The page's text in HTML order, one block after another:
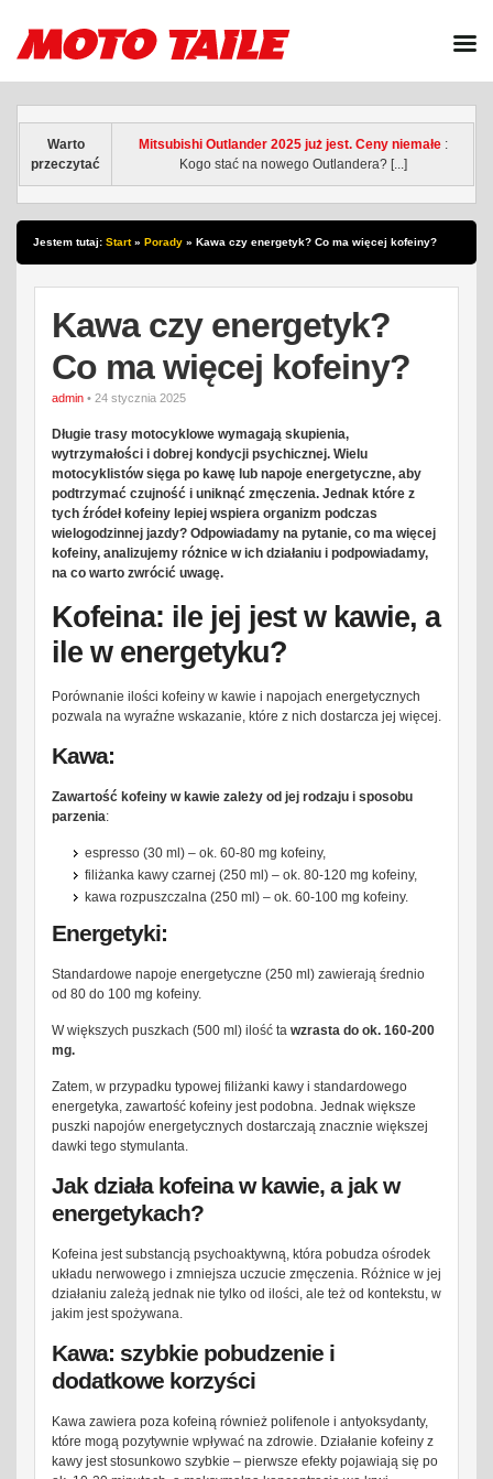
Warto
przeczytać
Mitsubishi Outlander 2025 już jest. Ceny niemałe:
Kogo stać na nowego Outlandera? [...]
Jestem tutaj: Start» Porady » Kawa czy energetyk? Co ma więcej kofeiny?
Kawa czy energetyk?
Co ma więcej kofeiny?
admin • 24 stycznia 2025
Długie trasy motocyklowe wymagają skupienia,
wytrzymałości i dobrej kondycji psychicznej. Wielu
motocyklistów sięga po kawę lub napoje energetyczne, aby
podtrzymać czujność i uniknąć zmęczenia. Jednak które z
tych źródeł kofeiny lepiej wspiera organizm podczas
wielogodzinnej jazdy? Odpowiadamy na pytanie, co ma więcej
kofeiny, analizujemy różnice w ich działaniu i podpowiadamy,
na co warto zwrócić uwagę.
Kofeina: ile jej jest w kawie, a
ile w energetyku?
Porównanie ilości kofeiny w kawie i napojach energetycznych
pozwala na wyraźne wskazanie, które z nich dostarcza jej więcej.
Kawa:
Zawartość kofeiny w kawie zależy od jej rodzaju i sposobu
parzenia:
espresso (30 ml) – ok. 60-80 mg kofeiny,
filiżanka kawy czarnej (250 ml) – ok. 80-120 mg kofeiny,
kawa rozpuszczalna (250 ml) – ok. 60-100 mg kofeiny.
Energetyki:
Standardowe napoje energetyczne (250 ml) zawierają średnio
od 80 do 100 mg kofeiny.
W większych puszkach (500 ml) ilość ta wzrasta do ok. 160-200
mg.
Zatem, w przypadku typowej filiżanki kawy i standardowego
energetyka, zawartość kofeiny jest podobna. Jednak większe
puszki napojów energetycznych dostarczają znacznie większej
dawki tego stymulanta.
Jak działa kofeina w kawie, a jak w
energetykach?
Kofeina jest substancją psychoaktywną, która pobudza ośrodek
układu nerwowego i zmniejsza uczucie zmęczenia. Różnice w jej
działaniu zależą jednak nie tylko od ilości, ale też od kontekstu, w
jakim jest spożywana.
Kawa: szybkie pobudzenie i
dodatkowe korzyści
Kawa zawiera poza kofeiną również polifenole i antyoksydanty,
które mogą pozytywnie wpływać na zdrowie. Działanie kofeiny z
kawy jest stosunkowo szybkie – pierwsze efekty pojawiają się po